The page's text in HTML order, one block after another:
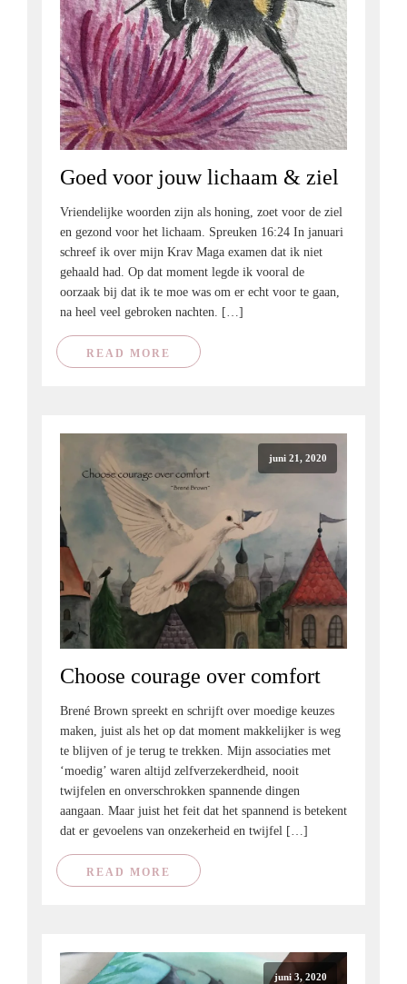
Goed voor jouw lichaam & ziel
Vriendelijke woorden zijn als honing, zoet voor de ziel
en gezond voor het lichaam. Spreuken 16:24 In januari
schreef ik over mijn Krav Maga examen dat ik niet
gehaald had. Op dat moment legde ik vooral de
oorzaak bij dat ik te moe was om er echt voor te gaan,
na heel veel gebroken nachten. […]
READ MORE
juni 21, 2020
Choose courage over comfort
Brené Brown spreekt en schrijft over moedige keuzes
maken, juist als het op dat moment makkelijker is weg
te blijven of je terug te trekken. Mijn associaties met
‘moedig’ waren altijd zelfverzekerdheid, nooit
twijfelen en onverschrokken spannende dingen
aangaan. Maar juist het feit dat het spannend is betekent
dat er gevoelens van onzekerheid en twijfel […]
READ MORE
juni 3, 2020